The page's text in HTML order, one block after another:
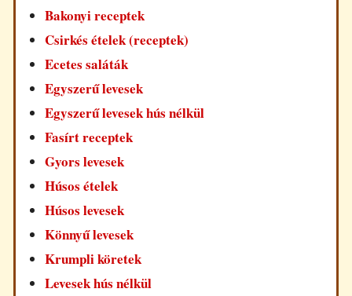
Bakonyi receptek
Csirkés ételek (receptek)
Ecetes saláták
Egyszerű levesek
Egyszerű levesek hús nélkül
Fasírt receptek
Gyors levesek
Húsos ételek
Húsos levesek
Könnyű levesek
Krumpli köretek
Levesek hús nélkül